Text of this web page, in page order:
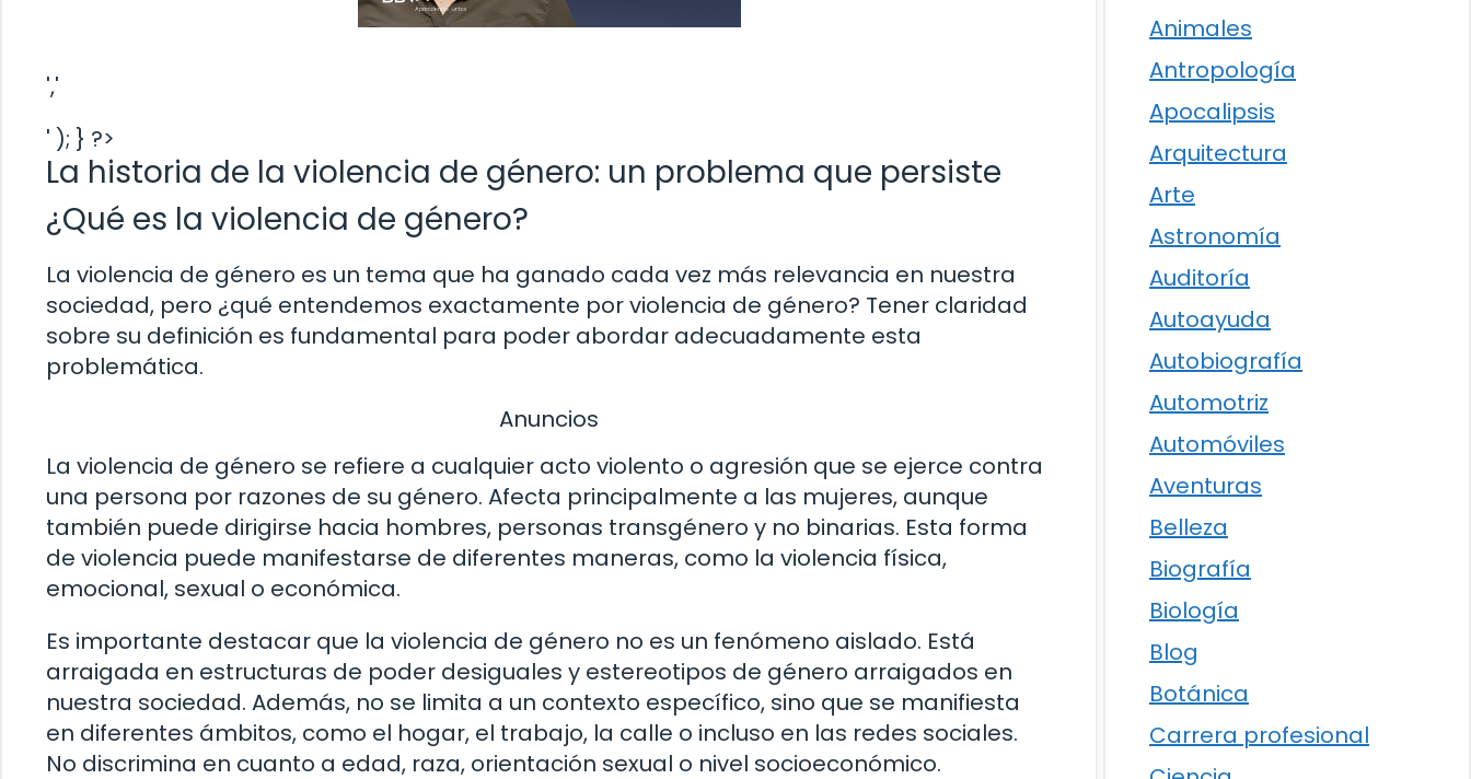
','
' ); } ?>
La historia de la violencia de género: un problema que persiste
¿Qué es la violencia de género?
La violencia de género es un tema que ha ganado cada vez más relevancia en nuestra
sociedad, pero ¿qué entendemos exactamente por violencia de género? Tener claridad
sobre su definición es fundamental para poder abordar adecuadamente esta
problemática.
Anuncios
La violencia de género se refiere a cualquier acto violento o agresión que se ejerce contra
una persona por razones de su género. Afecta principalmente a las mujeres, aunque
también puede dirigirse hacia hombres, personas transgénero y no binarias. Esta forma
de violencia puede manifestarse de diferentes maneras, como la violencia física,
emocional, sexual o económica.
Es importante destacar que la violencia de género no es un fenómeno aislado. Está
arraigada en estructuras de poder desiguales y estereotipos de género arraigados en
nuestra sociedad. Además, no se limita a un contexto específico, sino que se manifiesta
en diferentes ámbitos, como el hogar, el trabajo, la calle o incluso en las redes sociales.
No discrimina en cuanto a edad, raza, orientación sexual o nivel socioeconómico.
Animales
Antropología
Apocalipsis
Arquitectura
Arte
Astronomía
Auditoría
Autoayuda
Autobiografía
Automotriz
Automóviles
Aventuras
Belleza
Biografía
Biología
Blog
Botánica
Carrera profesional